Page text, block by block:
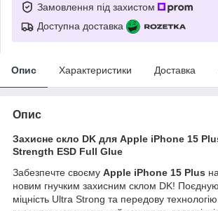
Замовлення під захистом
Доступна доставка
Опис Характеристики Доставка
Опис
Захисне скло DK для Apple iPhone 15
Strength ESD Full Glue
Забезпечте своєму Apple iPhone 15 Plus
новим гнучким захисним склом DK!
міцність Ultra Strong та передову